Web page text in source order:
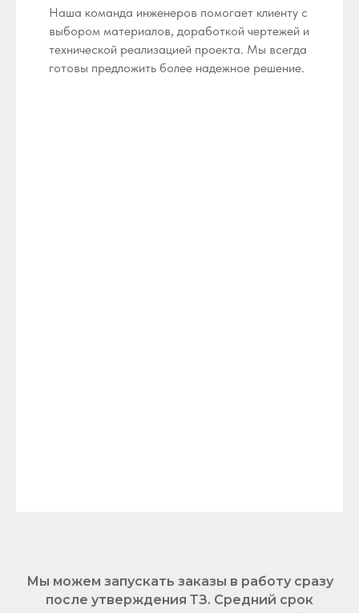
Наша команда инженеров помогает клиенту с
выбором материалов, доработкой чертежей и
технической реализацией проекта. Мы всегда
готовы предложить более надежное решение.
Мы можем запускать заказы в работу сразу
после утверждения ТЗ. Средний срок